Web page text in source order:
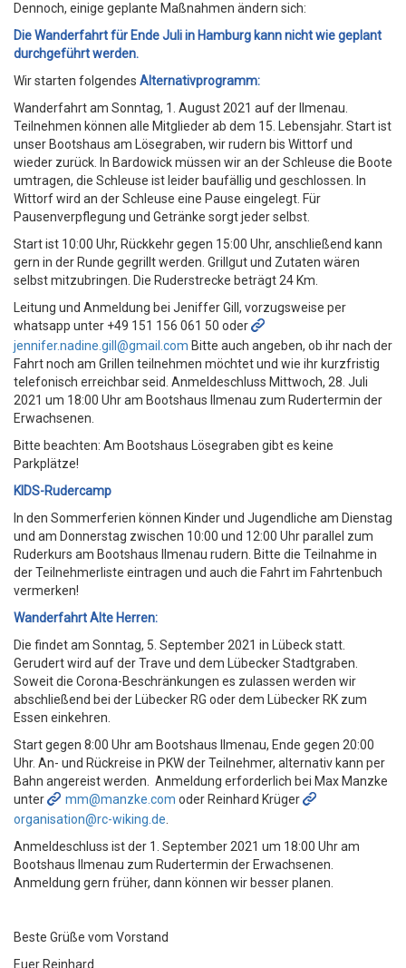
Dennoch, einige geplante Maßnahmen ändern sich:
Die Wanderfahrt für Ende Juli in Hamburg kann nicht wie geplant
durchgeführt werden.
Wir starten folgendes Alternativprogramm:
Wanderfahrt am Sonntag, 1. August 2021 auf der Ilmenau.
Teilnehmen können alle Mitglieder ab dem 15. Lebensjahr. Start ist
unser Bootshaus am Lösegraben, wir rudern bis Wittorf und
wieder zurück. In Bardowick müssen wir an der Schleuse die Boote
umtragen, die Schleuse ist leider baufällig und geschlossen. In
Wittorf wird an der Schleuse eine Pause eingelegt. Für
Pausenverpflegung und Getränke sorgt jeder selbst.
Start ist 10:00 Uhr, Rückkehr gegen 15:00 Uhr, anschließend kann
gern in der Runde gegrillt werden. Grillgut und Zutaten wären
selbst mitzubringen. Die Ruderstrecke beträgt 24 Km.
Leitung und Anmeldung bei Jeniffer Gill, vorzugsweise per
whatsapp unter +49 151 156 061 50 oder
jennifer.nadine.gill@gmail.com Bitte auch angeben, ob ihr nach der
Fahrt noch am Grillen teilnehmen möchtet und wie ihr kurzfristig
telefonisch erreichbar seid. Anmeldeschluss Mittwoch, 28. Juli
2021 um 18:00 Uhr am Bootshaus Ilmenau zum Rudertermin der
Erwachsenen.
Bitte beachten: Am Bootshaus Lösegraben gibt es keine
Parkplätze!
KIDS-Rudercamp
In den Sommerferien können Kinder und Jugendliche am Dienstag
und am Donnerstag zwischen 10:00 und 12:00 Uhr parallel zum
Ruderkurs am Bootshaus Ilmenau rudern. Bitte die Teilnahme in
der Teilnehmerliste eintragen und auch die Fahrt im Fahrtenbuch
vermerken!
Wanderfahrt Alte Herren:
Die findet am Sonntag, 5. September 2021 in Lübeck statt.
Gerudert wird auf der Trave und dem Lübecker Stadtgraben.
Soweit die Corona-Beschränkungen es zulassen werden wir
abschließend bei der Lübecker RG oder dem Lübecker RK zum
Essen einkehren.
Start gegen 8:00 Uhr am Bootshaus Ilmenau, Ende gegen 20:00
Uhr. An- und Rückreise in PKW der Teilnehmer, alternativ kann per
Bahn angereist werden. Anmeldung erforderlich bei Max Manzke
unter
mm@manzke.com oder Reinhard Krüger
organisation@rc-wiking.de.
Anmeldeschluss ist der 1. September 2021 um 18:00 Uhr am
Bootshaus Ilmenau zum Rudertermin der Erwachsenen.
Anmeldung gern früher, dann können wir besser planen.
Beste Grüße vom Vorstand
Euer Reinhard